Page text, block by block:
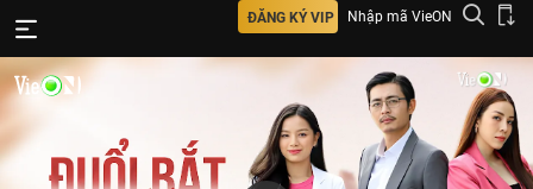
ĐĂNG KÝ VIP Nhập mã VieON